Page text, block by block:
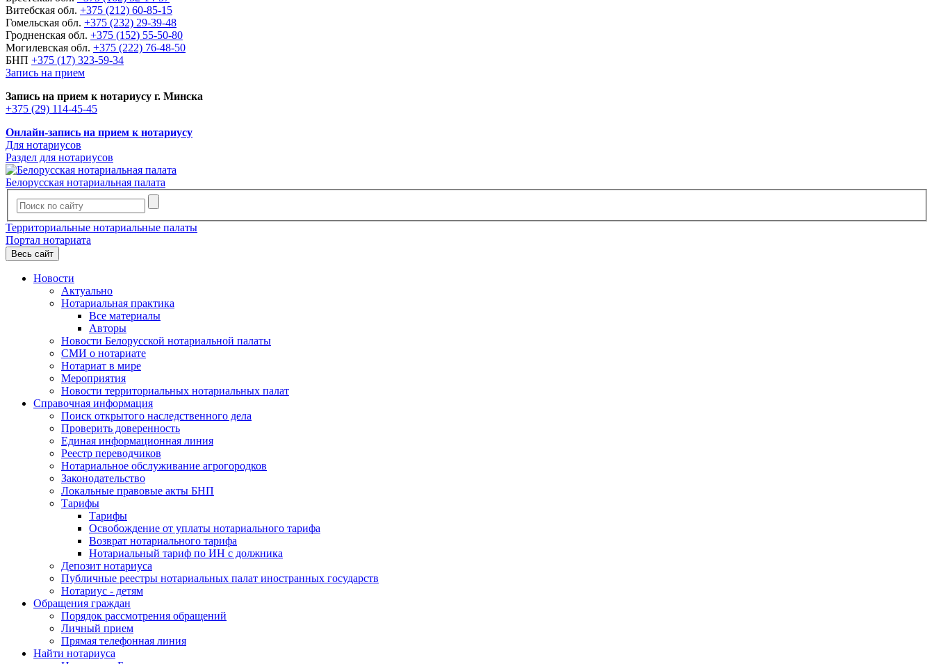
Витебская обл. +375 (212) 60-85-15
Гомельская обл. +375 (232) 29-39-48
Гродненская обл. +375 (152) 55-50-80
Могилевская обл. +375 (222) 76-48-50
БНП +375 (17) 323-59-34
Запись на прием
Запись на прием к нотариусу г. Минска
+375 (29) 114-45-45
Онлайн-запись на прием к нотариусу
Для нотариусов
Раздел для нотариусов
Белорусская нотариальная палата
Территориальные нотариальные палаты
Портал нотариата
Весь сайт
Новости
Актуально
Нотариальная практика
Все материалы
Авторы
Новости Белорусской нотариальной палаты
СМИ о нотариате
Нотариат в мире
Мероприятия
Новости территориальных нотариальных палат
Справочная информация
Поиск открытого наследственного дела
Проверить доверенность
Единая информационная линия
Реестр переводчиков
Нотариальное обслуживание агрогородков
Законодательство
Локальные правовые акты БНП
Тарифы
Тарифы
Освобождение от уплаты нотариального тарифа
Возврат нотариального тарифа
Нотариальный тариф по ИН с должника
Депозит нотариуса
Публичные реестры нотариальных палат иностранных государств
Нотариус - детям
Обращения граждан
Порядок рассмотрения обращений
Личный прием
Прямая телефонная линия
Найти нотариуса